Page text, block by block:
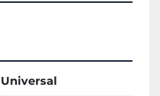
Universal